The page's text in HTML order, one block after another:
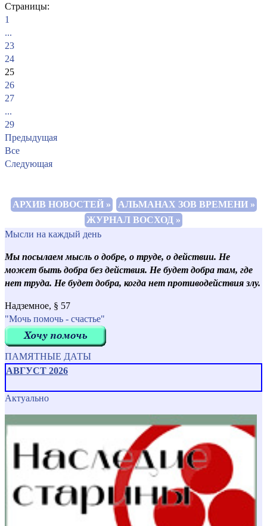
Страницы:
1
...
23
24
25
26
27
...
29
Предыдущая
Все
Следующая
АРХИВ НОВОСТЕЙ »
АЛЬМАНАХ ЗОВ ВРЕМЕНИ »
ЖУРНАЛ ВОСХОД »
Мысли на каждый день
Мы посылаем мысль о добре, о труде, о действии. Не
может быть добра без действия. Не будет добра там, где
нет труда. Не будет добра, когда нет противодействия злу.
Надземное, § 57
"Мочь помочь - счастье"
ПАМЯТНЫЕ ДАТЫ
АВГУСТ 2026
Актуально